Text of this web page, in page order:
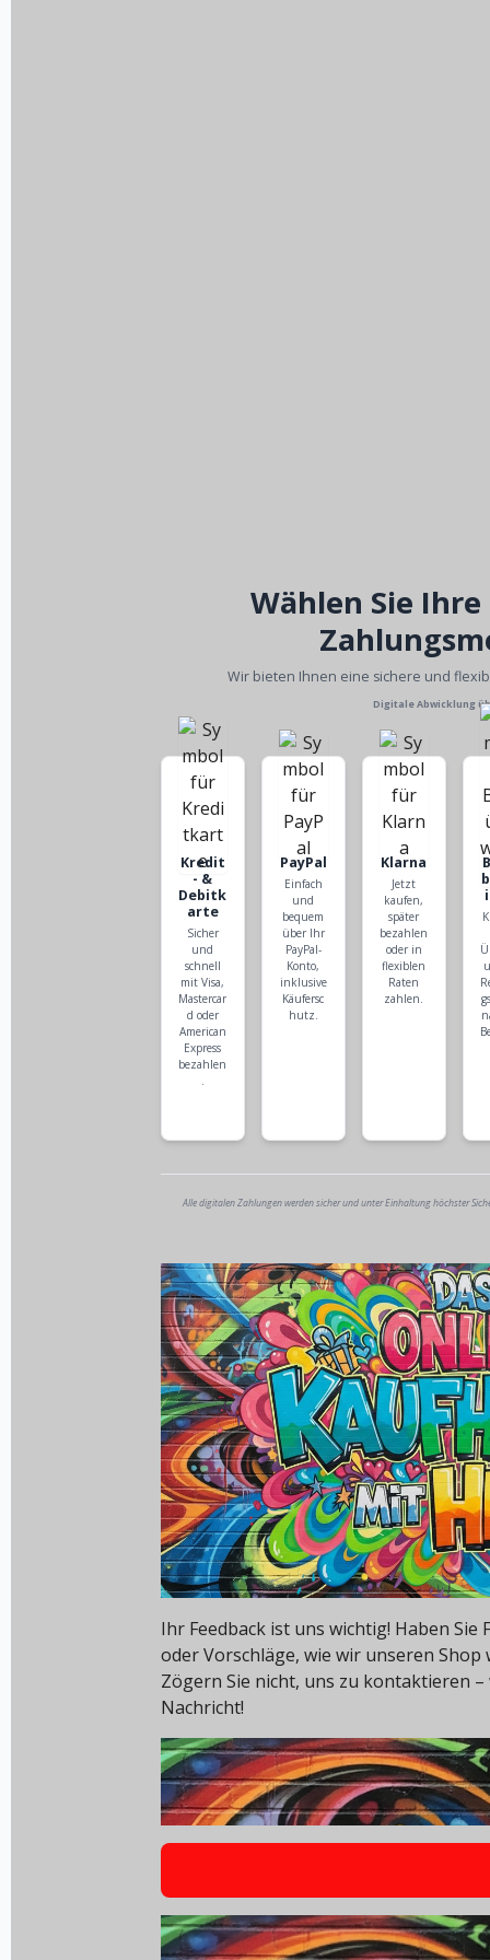
Wählen Sie
Wir bieten Ihnen eine sichere und
Digitale Abwicklung
Kredit
- &
Debitk
arte
Sicher
und
schnell
mit Visa,
Mastercar
d oder
American
Express
bezahlen
.
PayPal
Einfach
und
bequem
über Ihr
PayPal-
Konto,
inklusive
Käufersc
hutz.
Klarna
Jetzt
kaufen,
später
bezahlen
oder in
flexiblen
Raten
zahlen.
Alle digitalen Zahlungen werden sicher und unter Einhaltung höchster
Ihr Feedback ist uns wichtig! Haben
oder Vorschläge, wie wir unseren
Zögern Sie nicht, uns zu kontaktieren
Nachricht!